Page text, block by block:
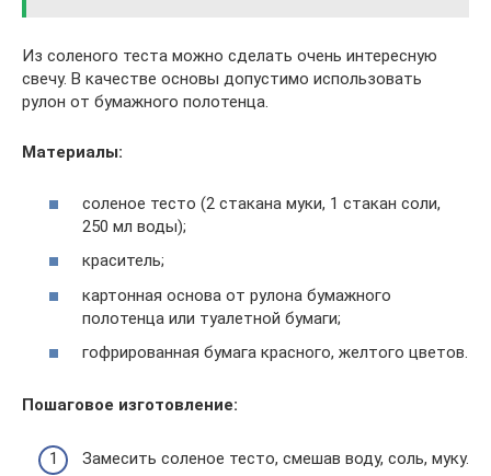
Из соленого теста можно сделать очень интересную
свечу. В качестве основы допустимо использовать
рулон от бумажного полотенца.
Материалы:
соленое тесто (2 стакана муки, 1 стакан соли,
250 мл воды);
краситель;
картонная основа от рулона бумажного
полотенца или туалетной бумаги;
гофрированная бумага красного, желтого цветов.
Пошаговое изготовление:
Замесить соленое тесто, смешав воду, соль, муку.